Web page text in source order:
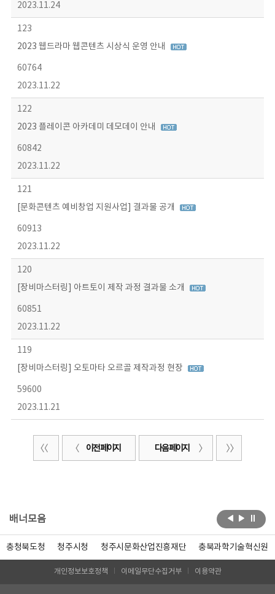
2023.11.24
123
2023 웹드라마 웹콘텐츠 시상식 운영 안내
60764
2023.11.22
122
2023 플레이콘 아카데미 데모데이 안내
60842
2023.11.22
121
[문화콘텐츠 예비창업 지원사업] 결과물 공개
60913
2023.11.22
120
[장비마스터링] 아트토이 제작 과정 결과물 소개
60851
2023.11.22
119
[장비마스터링] 오토마타 오르골 제작과정 현장
59600
2023.11.21
이전 페이지 다음 페이지
배너모음
충청북도청 청주시청 청주시문화산업진흥재단 충북과학기술혁신원
개인정보보호정책 이메일무단수집거부 이용약관